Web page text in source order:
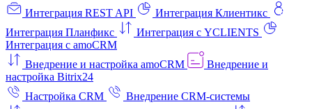
Интеграция REST API
Интеграция Клиентикс
Интеграция Планфикс
Интеграция с YCLIENTS
Интеграция с amoCRM
Внедрение и настройка amoCRM
Внедрение и
настройка Bitrix24
Настройка CRM
Внедрение CRM-системы